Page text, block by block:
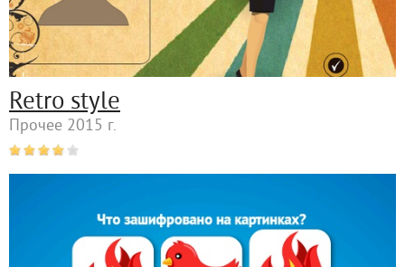
Retro style
Прочее 2015 г.